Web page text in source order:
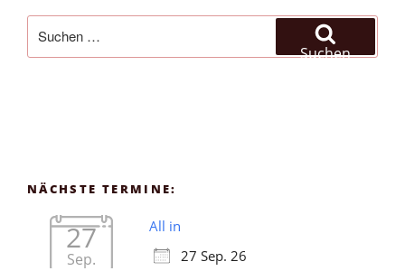
nach:
Suchen
NÄCHSTE TERMINE:
27
Sep.
All in
27 Sep. 26